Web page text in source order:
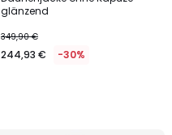
glänzend
349,90 €
244,93 € -30%